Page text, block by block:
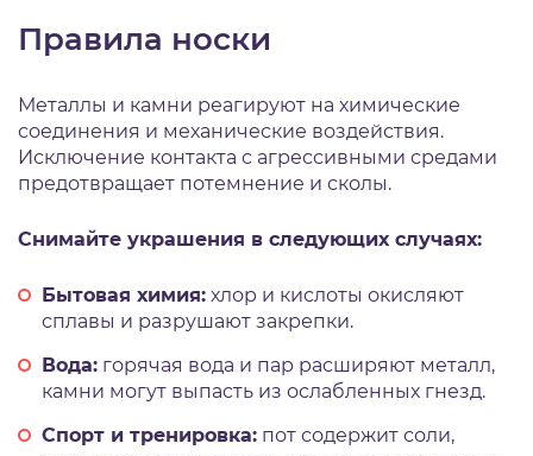
Правила носки
Металлы и камни реагируют на химические
соединения и механические воздействия.
Исключение контакта с агрессивными средами
предотвращает потемнение и сколы.
Снимайте украшения в следующих случаях:
Бытовая химия: хлор и кислоты окисляют
сплавы и разрушают закрепки.
Вода: горячая вода и пар расширяют металл,
камни могут выпасть из ослабленных гнезд.
Спорт и тренировка: пот содержит соли,